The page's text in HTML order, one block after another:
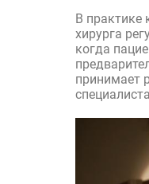
В практике
хирурга
когда
принимает